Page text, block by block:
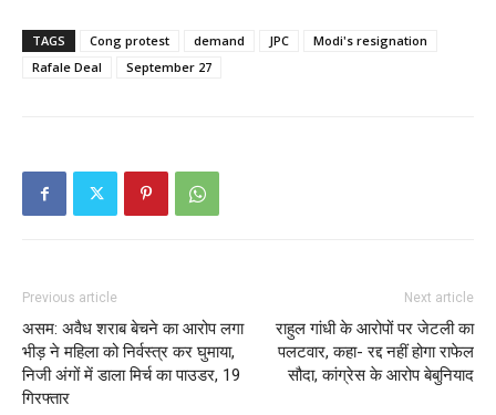
TAGS Cong protest demand JPC
Modi's resignation
Rafale Deal
September 27
Previous article
असम: अवैध शराब बेचने का आरोप लगा
भीड़ ने महिला को निर्वस्त्र कर घुमाया,
निजी अंगों में डाला मिर्च का पाउडर, 19
गिरफ्तार
Next article
राहुल गांधी के आरोपों पर जेटली का
पलटवार, कहा- रद्द नहीं होगा राफेल
सौदा, कांग्रेस के आरोप बेबुनियाद